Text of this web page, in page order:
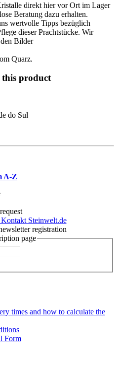
direkt hier vor Ort im Lager
Beratung dazu erhalten.
wertvolle Tipps bezüglich
dieser Prachtstücke. Wir
Bilder
Quarz.
product
do Sul
A-Z
registration
page
times and how to calculate the
Form